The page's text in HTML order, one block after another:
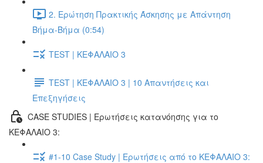
2. Ερώτηση Πρακτικής Άσκησης με Απάντηση
Βήμα-Βήμα (0:54)
TEST | ΚΕΦΑΛΑΙΟ 3
TEST | ΚΕΦΑΛΑΙΟ 3 | 10 Απαντήσεις και
Επεξηγήσεις
CASE STUDIES | Ερωτήσεις κατανόησης για το
ΚΕΦΑΛΑΙΟ 3:
#1-10 Case Study | Ερωτήσεις από το ΚΕΦΑΛΑΙΟ 3: